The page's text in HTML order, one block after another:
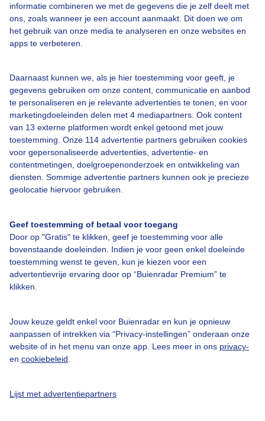
informatie combineren we met de gegevens die je zelf deelt met
ons, zoals wanneer je een account aanmaakt. Dit doen we om
het gebruik van onze media te analyseren en onze websites en
apps te verbeteren.
Daarnaast kunnen we, als je hier toestemming voor geeft, je
gegevens gebruiken om onze content, communicatie en aanbod
te personaliseren en je relevante advertenties te tonen, en voor
marketingdoeleinden delen met 4 mediapartners. Ook content
van 13 externe platformen wordt enkel getoond met jouw
toestemming. Onze 114 advertentie partners gebruiken cookies
voor gepersonaliseerde advertenties, advertentie- en
contentmetingen, doelgroepenonderzoek en ontwikkeling van
diensten. Sommige advertentie partners kunnen ook je precieze
geolocatie hiervoor gebruiken.
Geef toestemming of betaal voor toegang
Door op "Gratis" te klikken, geef je toestemming voor alle
bovenstaande doeleinden. Indien je voor geen enkel doeleinde
toestemming wenst te geven, kun je kiezen voor een
advertentievrije ervaring door op “Buienradar Premium” te
klikken.
Jouw keuze geldt enkel voor Buienradar en kun je opnieuw
aanpassen of intrekken via “Privacy-instellingen” onderaan onze
website of in het menu van onze app. Lees meer in ons privacy-
en cookiebeleid
Lijst met advertentiepartners
Bekijk slideshow
Een moment geduld aub...
Over Buienradar
Bedrijfsgegevens
Veelgestelde vragen
Contact
Toegankelijkheid
Adverteren
Buienradar Team